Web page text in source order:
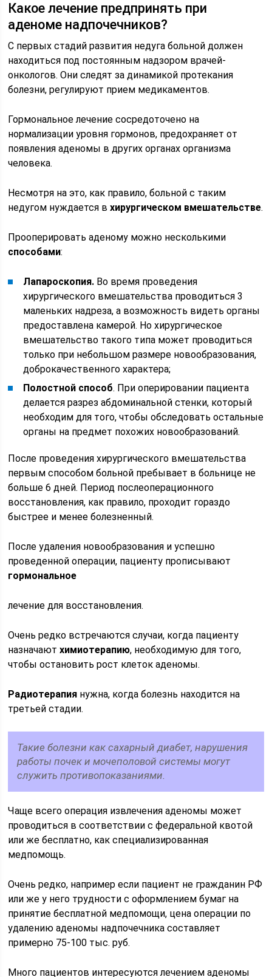
Какое лечение предпринять при
аденоме надпочечников?
С первых стадий развития недуга больной должен
находиться под постоянным надзором врачей-
онкологов. Они следят за динамикой протекания
болезни, регулируют прием медикаментов.
Гормональное лечение сосредоточено на
нормализации уровня гормонов, предохраняет от
появления аденомы в других органах организма
человека.
Несмотря на это, как правило, больной с таким
недугом нуждается вхирургическом вмешательстве.
Прооперировать аденому можно несколькими
способами:
Лапароскопия. Во время проведения
хирургического вмешательства проводиться 3
маленьких надреза, а возможность видеть органы
предоставлена камерой. Но хирургическое
вмешательство такого типа может проводиться
только при небольшом размере новообразования,
доброкачественного характера;
Полостной способ. При оперировании пациента
делается разрез абдоминальной стенки, который
необходим для того, чтобы обследовать остальные
органы на предмет похожих новообразований.
После проведения хирургического вмешательства
первым способом больной пребывает в больнице не
больше 6 дней. Период послеоперационного
восстановления, как правило, проходит гораздо
быстрее и менее болезненный.
После удаления новообразования и успешно
проведенной операции, пациенту прописывают
гормональное
лечение для восстановления.
Очень редко встречаются случаи, когда пациенту
назначаютхимиотерапию, необходимую для того,
чтобы остановить рост клеток аденомы.
Радиотерапия нужна, когда болезнь находится на
третьей стадии.
Такие болезни как сахарный диабет, нарушения
работы почек и мочеполовой системы могут
служить противопоказаниями.
Чаще всего операция извлечения аденомы может
проводиться в соответствии с федеральной квотой
или же бесплатно, как специализированная
медпомощь.
Очень редко, например если пациент не гражданин РФ
или же у него трудности с оформлением бумаг на
принятие бесплатной медпомощи, цена операции по
удалению аденомы надпочечника составляет
примерно 75-100 тыс. руб.
Много пациентов интересуются лечением аденомы